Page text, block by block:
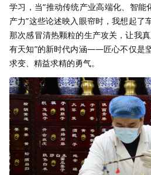
学习，当“推动传统产业高端化、智能
产力”这些论述映入眼帘时，我想起了
那次感冒清热颗粒的生产攻关，让我
有天知”的新时代内涵——匠心不仅是
求变、精益求精的勇气。